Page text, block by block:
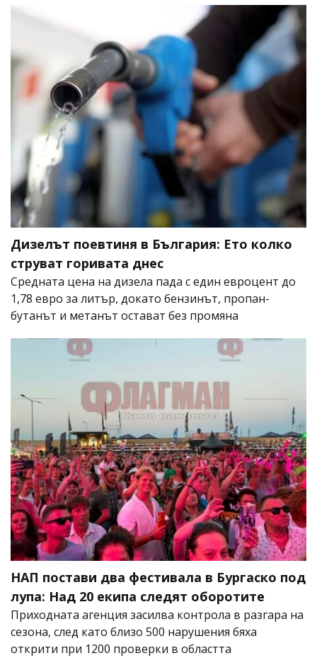
Дизелът поевтиня в България: Ето колко
струват горивата днес
Средната цена на дизела пада с един евроцент до
1,78 евро за литър, докато бензинът, пропан-
бутанът и метанът остават без промяна
НАП постави два фестивала в Бургаско под
лупа: Над 20 екипа следят оборотите
Приходната агенция засилва контрола в разгара на
сезона, след като близо 500 нарушения бяха
открити при 1200 проверки в областта